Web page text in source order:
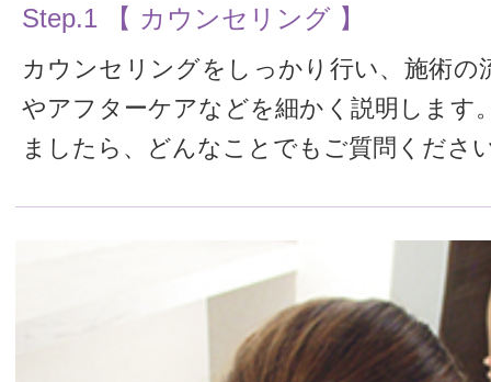
Step.1 【 カウンセリング 】
カウンセリングをしっかり行い、施術の
やアフターケアなどを細かく説明します
ましたら、どんなことでもご質問くださ